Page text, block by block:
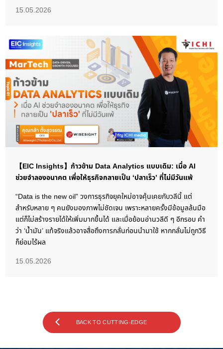
15.05.2026
【EIC Insights】ก้าวข้าม Data Analytics แบบเดิม: เมื่อ AI
ช่วยจำลองอนาคต เพื่อให้ธุรกิจกลายเป็น ‘ปลาเร็ว’ ที่ไม่มีวันแพ้
“Data is the new oil” วงการธุรกิจยุคใหม่อาจคุ้นเคยกับวลีนี้ แต่
สำหรับหลาย ๆ คนยังมองภาพไม่ชัดเจน เพราะหลายครั้งมีข้อมูลล้นมือ
แต่ก็ไม่สร้างรายได้ให้เพิ่มมากขึ้นได้ และเมื่อย้อนอ่านวลีดี ๆ อีกรอบ คำ
ว่า ‘น้ำมัน’ แท้จริงแล้วอาจสื่อถึงการกลั่นก่อนนำมาใช้ หากกลั่นไม่ถูกวิธี
ก็ย่อมไร้ผล
15.05.2026
BACK TO CUTTING-EDGE